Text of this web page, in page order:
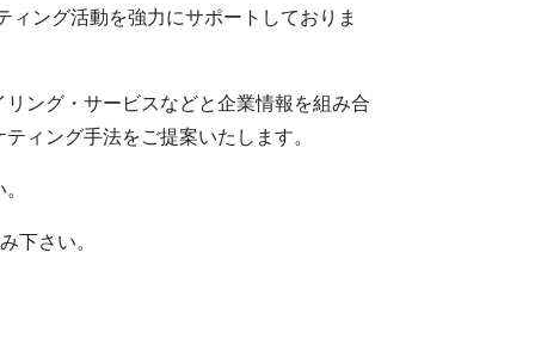
ング活動を強力にサポートしておりま
ング・サービスなどと企業情報を組み合
ィング手法をご提案いたします。
下さい。